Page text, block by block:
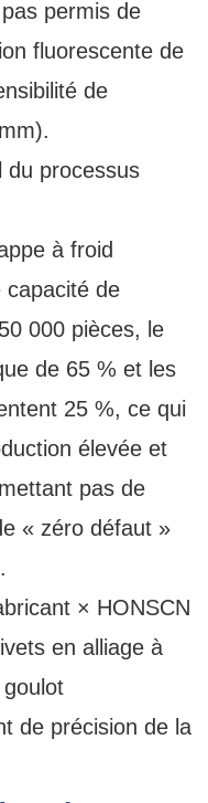
permis de
fluorescente de
de
du processus
à froid
capacité de
000 pièces, le
de 65 % et les
25 %, ce qui
élevée et
pas de
« zéro défaut »